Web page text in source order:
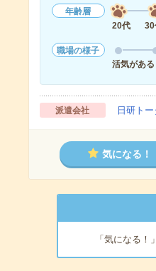
年齢層
20代
職場の様子
活気がある
派遣会社 日研ト
気になる！
「気になる